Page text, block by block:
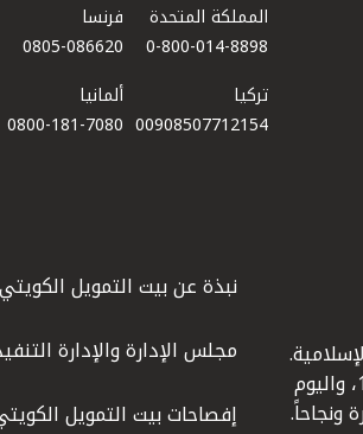
المملكة المتحدة
0-800-014-8898
فرنسا
0805-086620
تركيا
00908507712154​
ألمانيا
0800-181-7080
وهو أول بنك إسلامي أنشئ في دولة الكويت عام 1977، واليوم
ونجاحاً.
نبذة عن بيت التمويل الكويتي
مجلس الإدارة والإدارة
إفصاحات بيت التمويل